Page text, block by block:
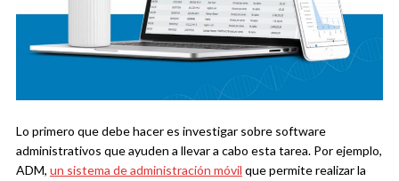
Lo primero que debe hacer es investigar sobre software
administrativos que ayuden a llevar a cabo esta tarea. Por ejemplo,
ADM, un sistema de administración móvil que permite realizar la